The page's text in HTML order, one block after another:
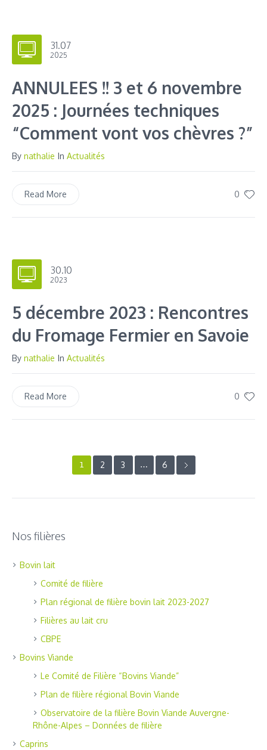
31.07
2025
ANNULEES !! 3 et 6 novembre
2025 : Journées techniques
“Comment vont vos chèvres ?”
By nathalie In Actualités
0
Read More
30.10
2023
5 décembre 2023 : Rencontres
du Fromage Fermier en Savoie
By nathalie In Actualités
0
Read More
1 2 3 … 6
Nos filières
Bovin lait
Comité de filière
Plan régional de filière bovin lait 2023-2027
Filières au lait cru
CBPE
Bovins Viande
Le Comité de Filière “Bovins Viande”
Plan de filière régional Bovin Viande
Observatoire de la filière Bovin Viande Auvergne-
Rhône-Alpes – Données de filière
Caprins